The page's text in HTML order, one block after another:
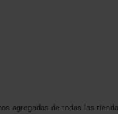
agregadas de todas las